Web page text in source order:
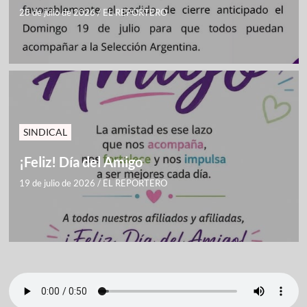
28 de julio de 2026/ EL REPORTERO
SINDICAL
¡Feliz! Día del Amigo
19 de julio de 2026 / EL REPORTERO